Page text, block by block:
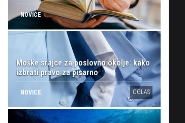
NOVICE
Moške srajce za poslovno okolje: kako
izbrati pravo za pisarno
NOVICE OGLAS